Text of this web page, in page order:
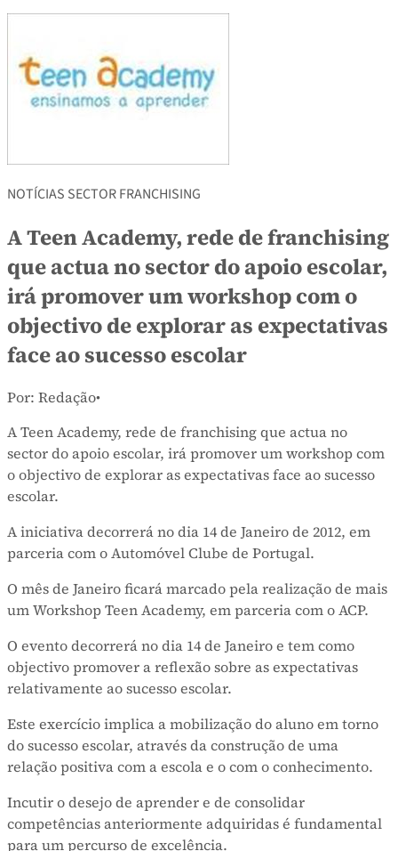
NOTÍCIAS SECTOR FRANCHISING
A Teen Academy, rede de franchising
que actua no sector do apoio escolar,
irá promover um workshop com o
objectivo de explorar as expectativas
face ao sucesso escolar
Por: Redação•
A Teen Academy, rede de franchising que actua no
sector do apoio escolar, irá promover um workshop com
o objectivo de explorar as expectativas face ao sucesso
escolar.
A iniciativa decorrerá no dia 14 de Janeiro de 2012, em
parceria com o Automóvel Clube de Portugal.
O mês de Janeiro ficará marcado pela realização de mais
um Workshop Teen Academy, em parceria com o ACP.
O evento decorrerá no dia 14 de Janeiro e tem como
objectivo promover a reflexão sobre as expectativas
relativamente ao sucesso escolar.
Este exercício implica a mobilização do aluno em torno
do sucesso escolar, através da construção de uma
relação positiva com a escola e o com o conhecimento.
Incutir o desejo de aprender e de consolidar
competências anteriormente adquiridas é fundamental
para um percurso de excelência.